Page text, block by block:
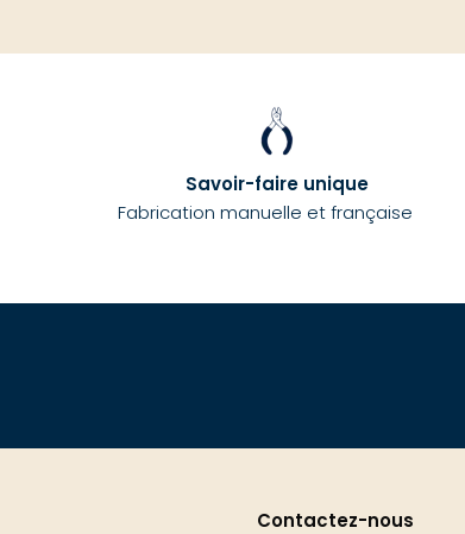
Savoir-faire unique
Fabrication manuelle et française
Contactez-nous